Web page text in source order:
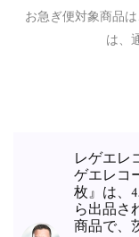
お急ぎ便対象商品
は、
レゲエレ
ゲエレコ
枚』は、
ら出品さ
商品で、